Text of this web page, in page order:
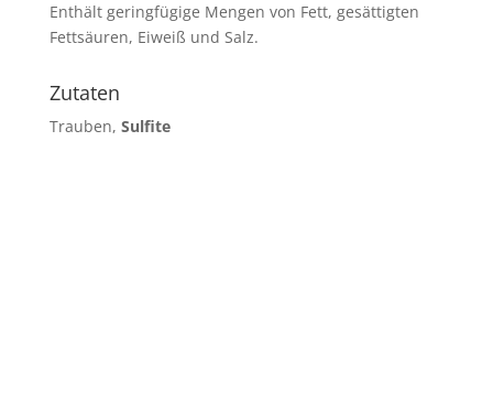
Enthält geringfügige Mengen von Fett, gesättigten
Fettsäuren, Eiweiß und Salz.
Zutaten
Trauben, Sulfite